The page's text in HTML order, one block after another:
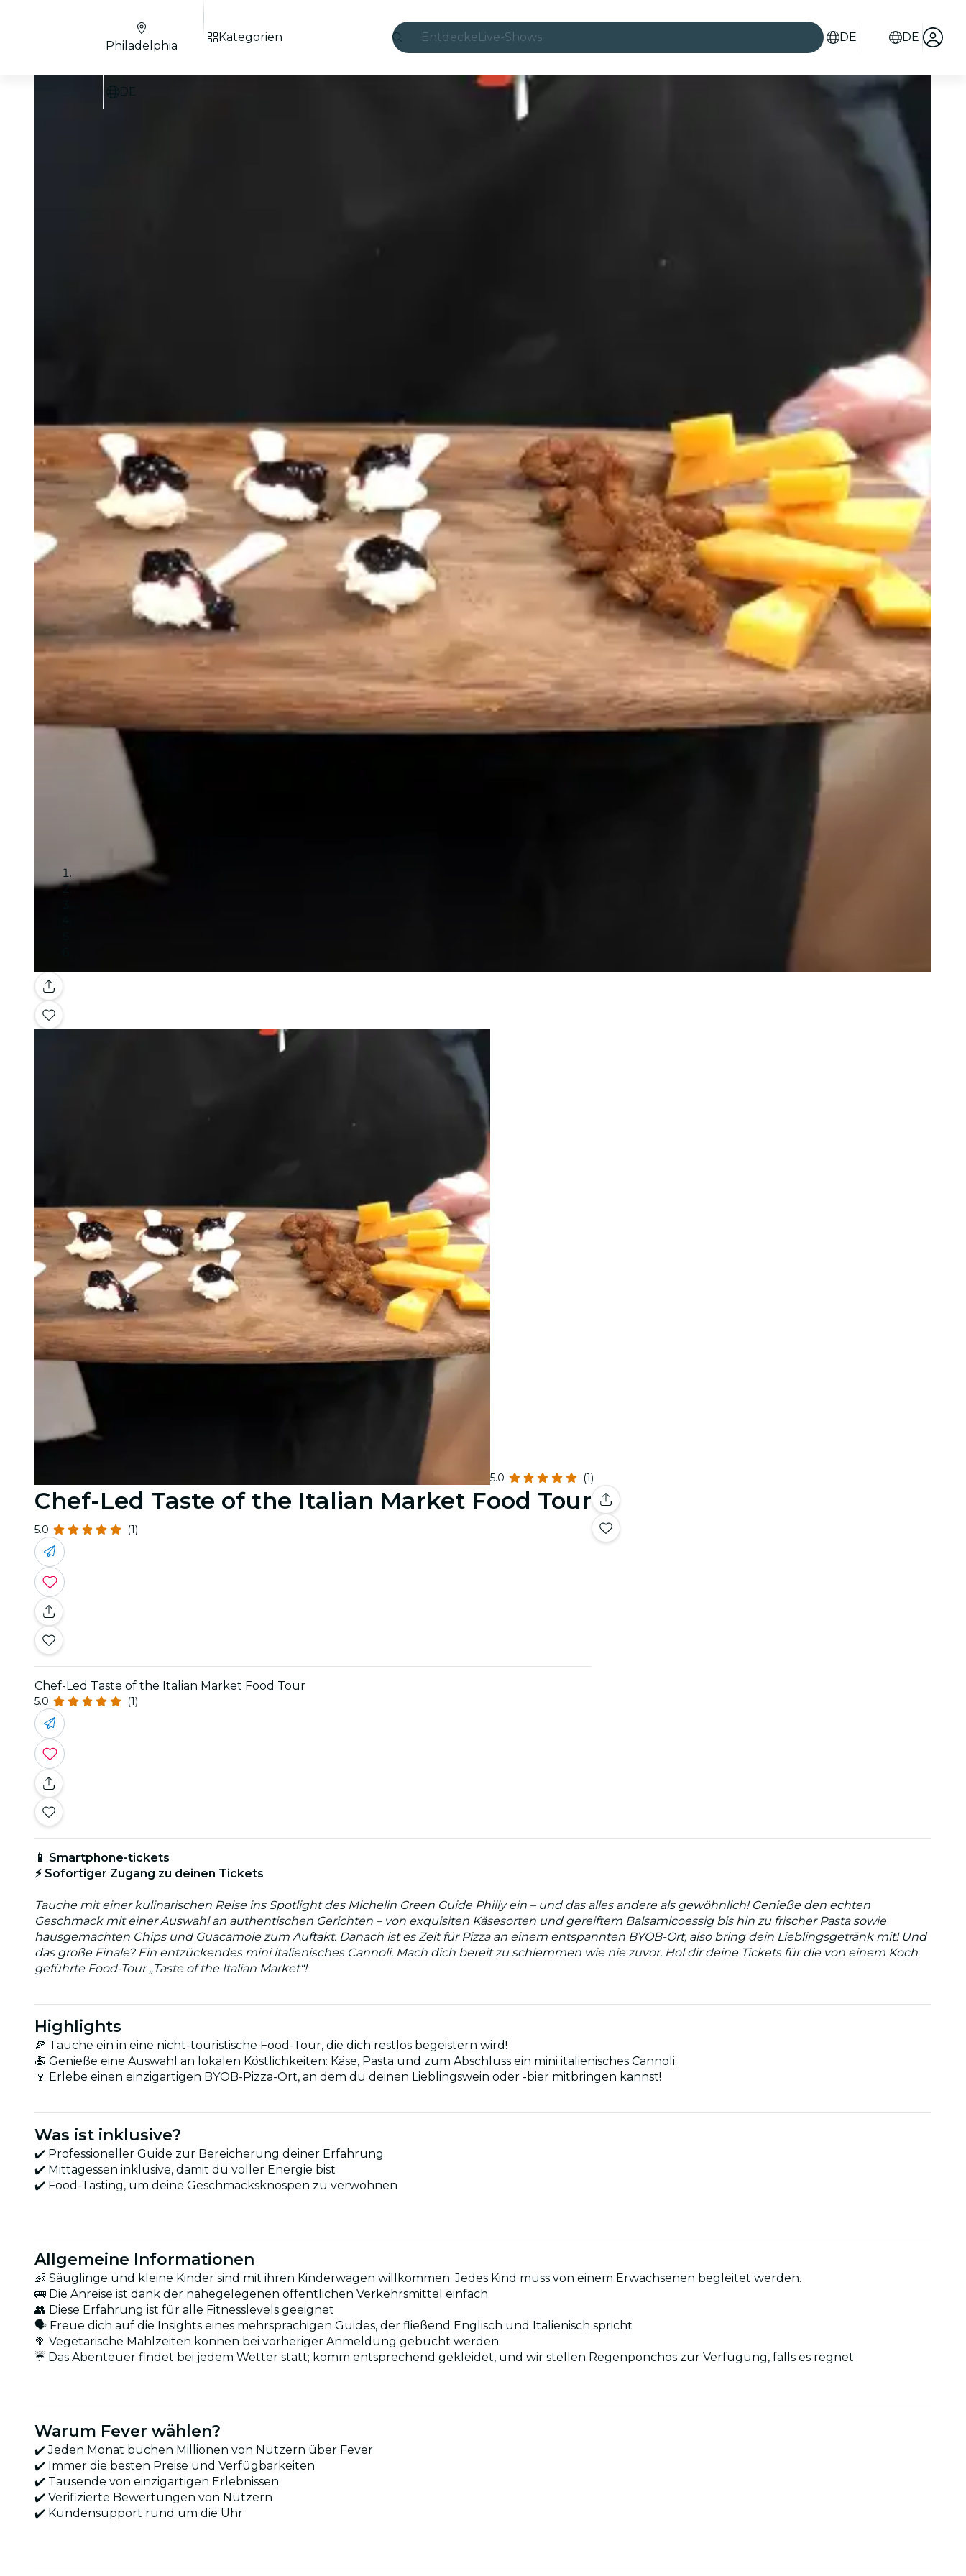
EntdeckeLive-Shows
Candlelight
DE DE
Philadelphia
DE
Kategorien
Galerie
5.0 (1)
Chef-Led Taste of the Italian Market Food Tour
5.0 (1)
Chef-Led Taste of the Italian Market Food Tour
5.0 (1)
📱 Smartphone-tickets
⚡ Sofortiger Zugang zu deinen Tickets
Tauche mit einer kulinarischen Reise ins Spotlight des Michelin Green Guide Philly ein – und das alles andere als gewöhnlich! Genieße den echten
Geschmack mit einer Auswahl an authentischen Gerichten – von exquisiten Käsesorten und gereiftem Balsamicoessig bis hin zu frischer Pasta sowie
hausgemachten Chips und Guacamole zum Auftakt. Danach ist es Zeit für Pizza an einem entspannten BYOB-Ort, also bring dein Lieblingsgetränk mit! Und
das große Finale? Ein entzückendes mini italienisches Cannoli. Mach dich bereit zu schlemmen wie nie zuvor. Hol dir deine Tickets für die von einem Koch
geführte Food-Tour „Taste of the Italian Market“!
Highlights
🍕 Tauche ein in eine nicht-touristische Food-Tour, die dich restlos begeistern wird!
🍝 Genieße eine Auswahl an lokalen Köstlichkeiten: Käse, Pasta und zum Abschluss ein mini italienisches Cannoli.
🍷 Erlebe einen einzigartigen BYOB-Pizza-Ort, an dem du deinen Lieblingswein oder -bier mitbringen kannst!
Was ist inklusive?
✔️ Professioneller Guide zur Bereicherung deiner Erfahrung
✔️ Mittagessen inklusive, damit du voller Energie bist
✔️ Food-Tasting, um deine Geschmacksknospen zu verwöhnen
Allgemeine Informationen
👶 Säuglinge und kleine Kinder sind mit ihren Kinderwagen willkommen. Jedes Kind muss von einem Erwachsenen begleitet werden.
🚌 Die Anreise ist dank der nahegelegenen öffentlichen Verkehrsmittel einfach
👥 Diese Erfahrung ist für alle Fitnesslevels geeignet
🗣️ Freue dich auf die Insights eines mehrsprachigen Guides, der fließend Englisch und Italienisch spricht
🥦 Vegetarische Mahlzeiten können bei vorheriger Anmeldung gebucht werden
☔ Das Abenteuer findet bei jedem Wetter statt; komm entsprechend gekleidet, und wir stellen Regenponchos zur Verfügung, falls es regnet
Warum Fever wählen?
✔️ Jeden Monat buchen Millionen von Nutzern über Fever
✔️ Immer die besten Preise und Verfügbarkeiten
✔️ Tausende von einzigartigen Erlebnissen
✔️ Verifizierte Bewertungen von Nutzern
✔️ Kundensupport rund um die Uhr